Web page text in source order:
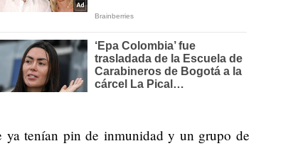
ya tenían pin de inmunidad y un grupo de